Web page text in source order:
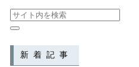
新着記事